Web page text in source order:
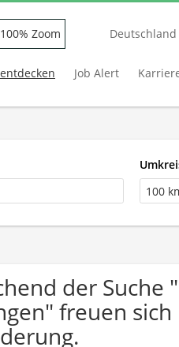
100% Zoom Deutschland
Job Alert
100
der Suche
freuen